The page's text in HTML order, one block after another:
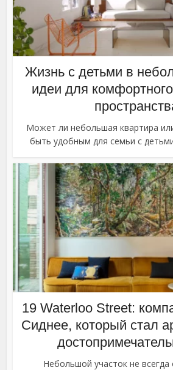
Жизнь с детьми в
идеи для
Может ли небольшая квартира
быть удобным для семьи с
19 Waterloo Street:
Сиднее, который стал
Небольшой участок не всегда